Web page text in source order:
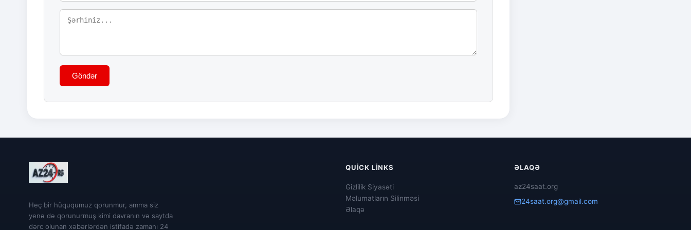
Göndər
Heç bir hüququmuz qorunmur, amma siz
yenə də qorunurmuş kimi davranın və saytda
dərc olunan xəbərlərdən istifadə zamanı 24
QUICK LINKS
Gizlilik Siyasəti
Məlumatların Silinməsi
Əlaqə
ƏLAQƏ
az24saat.org
24saat.org@gmail.com